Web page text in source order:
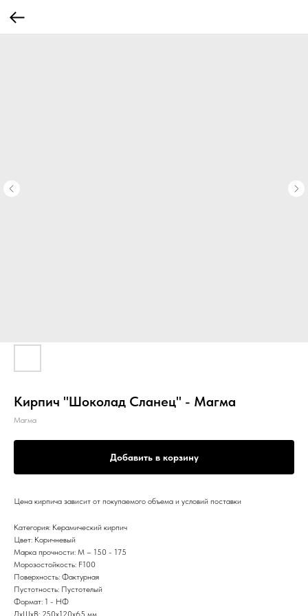
Кирпич "Шоколад Сланец" - Магма
Магма
Добавить в корзину
Цена кирпича зависит от покупаемого объема и условий поставки
Категория: Керамический кирпич
Цвет: Коричневый
Марка прочности: М – 150 - 175
Морозостойкость: F100
Поверхность: Фактурная
Пустотность: Пустотелый
Формат: 1 - НФ
ДxШxВ: 250x120x65 мм